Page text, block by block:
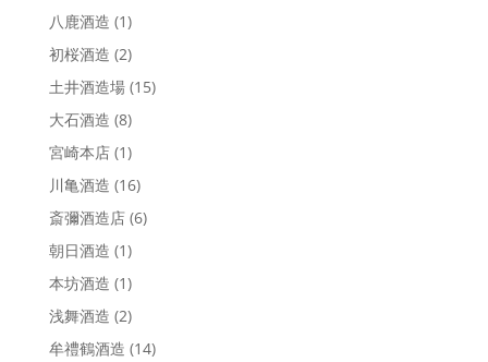
八鹿酒造 (1)
初桜酒造 (2)
土井酒造場 (15)
大石酒造 (8)
宮崎本店 (1)
川亀酒造 (16)
斎彌酒造店 (6)
朝日酒造 (1)
本坊酒造 (1)
浅舞酒造 (2)
牟禮鶴酒造 (14)